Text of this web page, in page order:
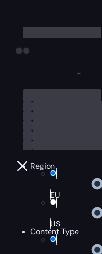
-
Region
EU
US
Content Type